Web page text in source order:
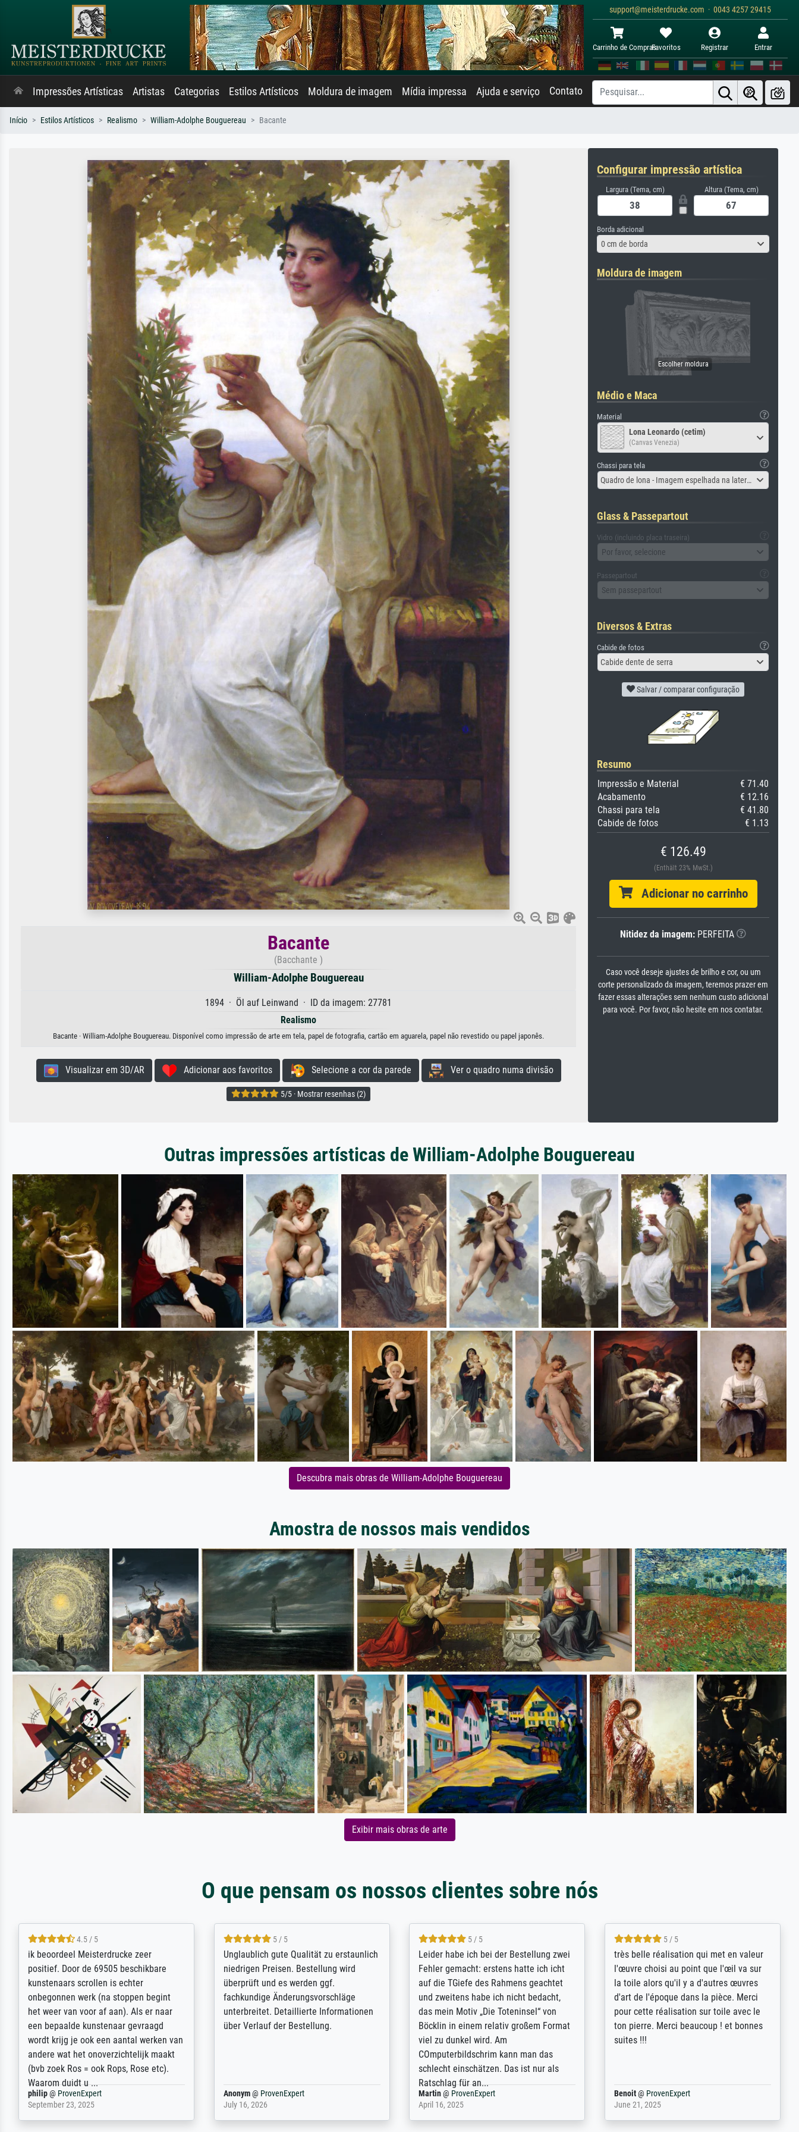
support@meisterdrucke.com · 0043 4257 29415
Carrinho de ComprasFavoritos Registrar Entrar
Impressões Artísticas Artistas Categorias Estilos Artísticos Moldura de imagem Mídia impressa Ajuda e serviço Contato
Início Estilos Artísticos Realismo William-Adolphe Bouguereau Bacante
Bacante
(Bacchante )
William-Adolphe Bouguereau
1894 · Öl auf Leinwand · ID da imagem: 27781
Realismo
Bacante · William-Adolphe Bouguereau. Disponível como impressão de arte em tela, papel de fotografia, cartão em aguarela, papel não revestido ou papel japonês.
Visualizar em 3D/AR Adicionar aos favoritos Selecione a cor da parede Ver o quadro numa divisão
5/5 · Mostrar resenhas (2)
Configurar impressão artística
Largura (Tema, cm) Altura (Tema, cm)
Borda adicional
0 cm de borda
Moldura de imagem
Médio e Maca
Material
Lona Leonardo (cetim)
(Canvas Venezia)
Chassi para tela
Quadro de lona - Imagem espelhada na lateral
Glass & Passepartout
Vidro (incluindo placa traseira)
Por favor, selecione
Passepartout
Sem passepartout
Diversos & Extras
Cabide de fotos
Cabide dente de serra
Salvar / comparar configuração
Resumo
Impressão e Material
€ 71.40
Acabamento
€ 12.16
Chassi para tela
€ 41.80
Cabide de fotos
€ 1.13
€ 126.49
(Enthält 23% MwSt.)
Adicionar no carrinho
Nitidez da imagem: PERFEITA
Caso você deseje ajustes de brilho e cor, ou um
corte personalizado da imagem, teremos prazer em
fazer essas alterações sem nenhum custo adicional
para você. Por favor, não hesite em nos contatar.
Outras impressões artísticas de William-Adolphe Bouguereau
Descubra mais obras de William-Adolphe Bouguereau
Amostra de nossos mais vendidos
Exibir mais obras de arte
O que pensam os nossos clientes sobre nós
5 / 5
Die Zufriedenheit ist auch nicht dadurch
getrübt, dass das Bild entgegen einer
angegebenen Lieferanschrift (sollte
eine Überraschung für die normannische
Ehefrau sein zum Hochzeits- gleichzeitig
auch Geburtstag sein) doch nach zu
Hause zugestellt wurde.
Jürgen@ProvenExpert
April 22, 2026
5 / 5
Excellent / Highly recommended. The
selection, ordering and payment process
were easy, shipping was efficient and
the item itself exceeds expectations. I
am based in the UK and found the site
searching for a specific print - I am very
SJL@ProvenExpert
December 2, 2025
5 / 5
The team at Meisterdrucke strives to
meet its clients demands, and provides
expert advice on how to obtain the best
results for the prints requested by the
client. The company has a vast
repertoire of prints to choose from, and
will provide excellent service also with
regards to prints which are not in that
repertoire. Highly recommended!
Anonym@ProvenExpert
April 22, 2026
5 / 5
eine große Auswahl an Bildern und
deren Reproduktionsmöglichkeiten;
wurde sehr gut durch die einzelnen
Bestellkriterien geführt, verständliche
Erklärungen, z.B. mit Bilddarstellungen,
werde auf jeden Fall meine guten
Erfahrungen weitergeben.
Anonym@ProvenExpert
May 13, 2026